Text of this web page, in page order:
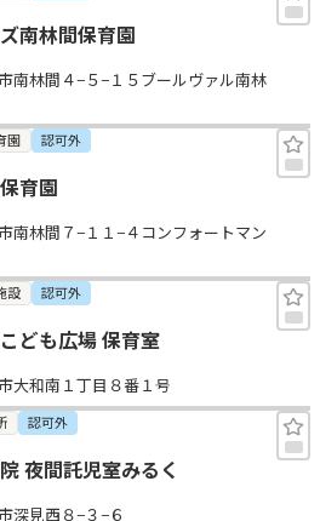
南林間保育園
南林間４−５−１５ブールヴァル南林
園 認可外
育園
南林間７−１１−４コンフォートマン
設 認可外
ども広場 保育室
大和南１丁目８番１号
認可外
夜間託児室みるく
深見西８−３−６